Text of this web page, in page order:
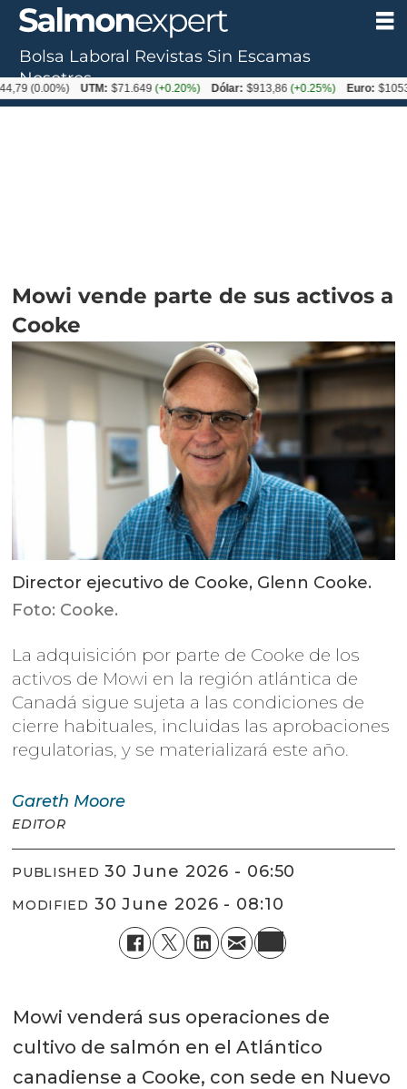
Mowi vende parte de sus activos a
Cooke
Director ejecutivo de Cooke, Glenn Cooke.
Foto: Cooke.
La adquisición por parte de Cooke de los
activos de Mowi en la región atlántica de
Canadá sigue sujeta a las condiciones de
cierre habituales, incluidas las aprobaciones
regulatorias, y se materializará este año.
Gareth Moore
EDITOR
PUBLISHED 30 June 2026 - 06:50
MODIFIED 30 June 2026 - 08:10
Mowi venderá sus operaciones de
cultivo de salmón en el Atlántico
canadiense a Cooke, con sede en Nuevo
Bolsa Laboral Revistas Sin Escamas
Nosotros
UTM: $71.649 (+0.20%) Dólar: $913,86 (+0.25%) Euro: $1053,08(-